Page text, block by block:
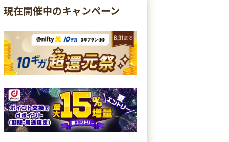
現在開催中のキャンペーン